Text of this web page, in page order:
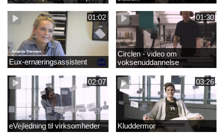
01:02
Eux-ernæringsassistent
01:30
Circlen - video om
voksenuddannelse
02:07
eVejledning til virksomheder
03:26
Kluddermor